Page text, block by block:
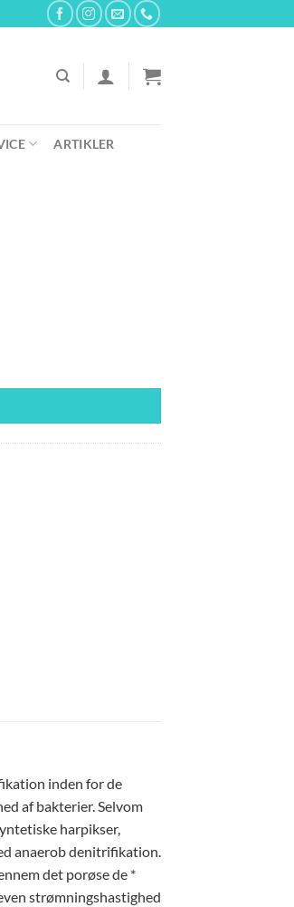
ARTIKLER
inden for de
af bakterier. Selvom
harpikser,
anaerob denitrifikation.
det porøse de *
strømningshastighed